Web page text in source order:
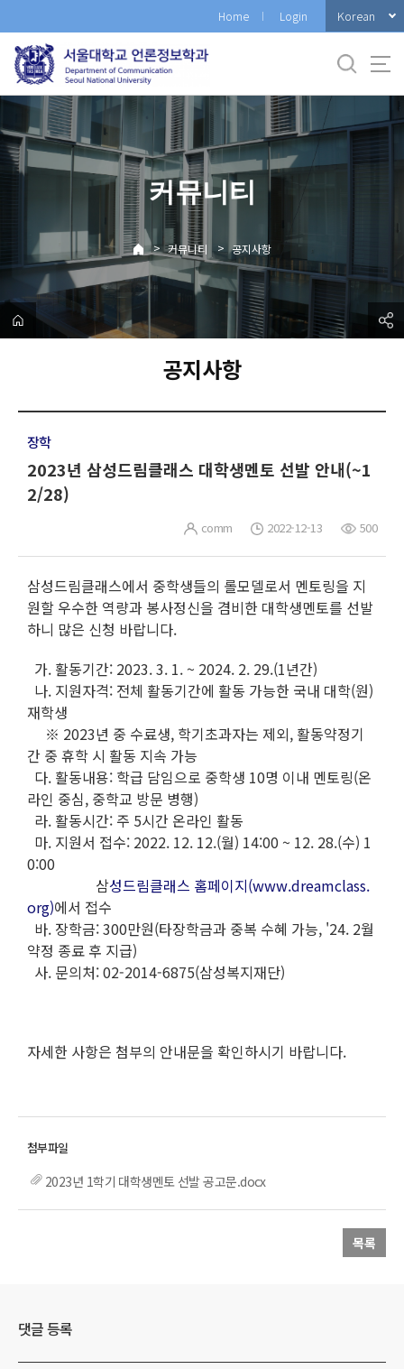
로
메
Home Login Korean
커뮤니티
> 커뮤니티 > 공지사항
공지사항
장학
2023년 삼성드림클래스 대학생멘토 선발 안내(~1
2/28)
comm 2022-12-13 500
삼성드림클래스에서 중학생들의 롤모델로서 멘토링을 지
원할 우수한 역량과 봉사정신을 겸비한 대학생멘토를 선발
하니 많은 신청 바랍니다.
가. 활동기간: 2023. 3. 1. ~ 2024. 2. 29.(1년간)
나. 지원자격: 전체 활동기간에 활동 가능한 국내 대학(원)
재학생
※ 2023년 중 수료생, 학기초과자는 제외, 활동약정기
간 중 휴학 시 활동 지속 가능
다. 활동내용: 학급 담임으로 중학생 10명 이내 멘토링(온
라인 중심, 중학교 방문 병행)
라. 활동시간: 주 5시간 온라인 활동
마. 지원서 접수: 2022. 12. 12.(월) 14:00 ~ 12. 28.(수) 1
0:00
삼성드림클래스 홈페이지(www.dreamclass.
org)에서 접수
바. 장학금: 300만원(타장학금과 중복 수혜 가능, '24. 2월
약정 종료 후 지급)
사. 문의처: 02-2014-6875(삼성복지재단)
자세한 사항은 첨부의 안내문을 확인하시기 바랍니다.
2023년 1학기 대학생멘토 선발 공고문.docx
목록
댓글 등록